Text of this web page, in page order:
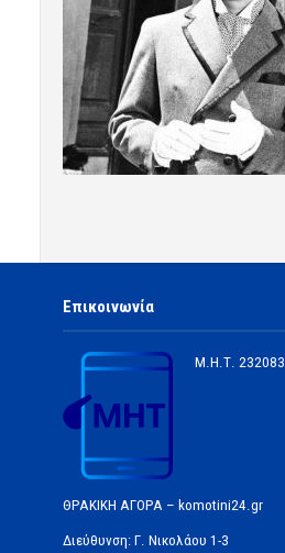
Επικοινωνία
Μ.Η.Τ. 232083
ΘΡΑΚΙΚΗ ΑΓΟΡΑ – komotini24.gr
Διεύθυνση: Γ. Νικολάου 1-3